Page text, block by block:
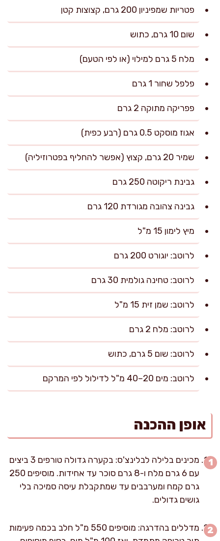
פטריות שמפיניון 200 גרם, קצוצות קטן
שום 10 גרם, כתוש
מלח 5 גרם למילוי (או לפי הטעם)
פלפל שחור 1 גרם
פפריקה מתוקה 2 גרם
אגוז מוסקט 0.5 גרם (רבע כפית)
שמיר 20 גרם, קצוץ (אפשר להחליף בפטרוזיליה)
גבינת ריקוטה 250 גרם
גבינה צהובה מגורדת 120 גרם
מיץ לימון 15 מ"ל
לרוטב: יוגורט 200 גרם
לרוטב: טחינה גולמית 30 גרם
לרוטב: שמן זית 15 מ"ל
לרוטב: מלח 2 גרם
לרוטב: שום 5 גרם, כתוש
לרוטב: מים 20–40 מ"ל לדילול לפי המרקם
אופן ההכנה
מכינים בלילה לבלינצ'ס: בקערה גדולה טורפים 3 ביצים
עם 6 גרם מלח ו-8 גרם סוכר עד אחידות. מוסיפים 250
גרם קמח ומערבבים עד שמתקבלת עיסה סמיכה בלי
גושים גדולים.
מדללים בהדרגה: מוסיפים 550 מ"ל חלב בכמה פעימות